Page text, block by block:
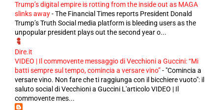
Trump’s digital empire is rotting from the inside out as MAGA
slinks away-The Financial Times reports President Donald
Trump’s Truth Social media platform is bleeding users as the
unpopular president plays out the second year o...
Dire.it
VIDEO | Il commovente messaggio di Vecchioni a Guccini: “Mi
batti sempre sul tempo, comincia a versare vino”- "Comincia a
versare vino. Non fare che ti raggiunga con il bicchiere vuoto": il
saluto social di Vecchioni a Guccini L'articolo VIDEO | Il
commovente mes...